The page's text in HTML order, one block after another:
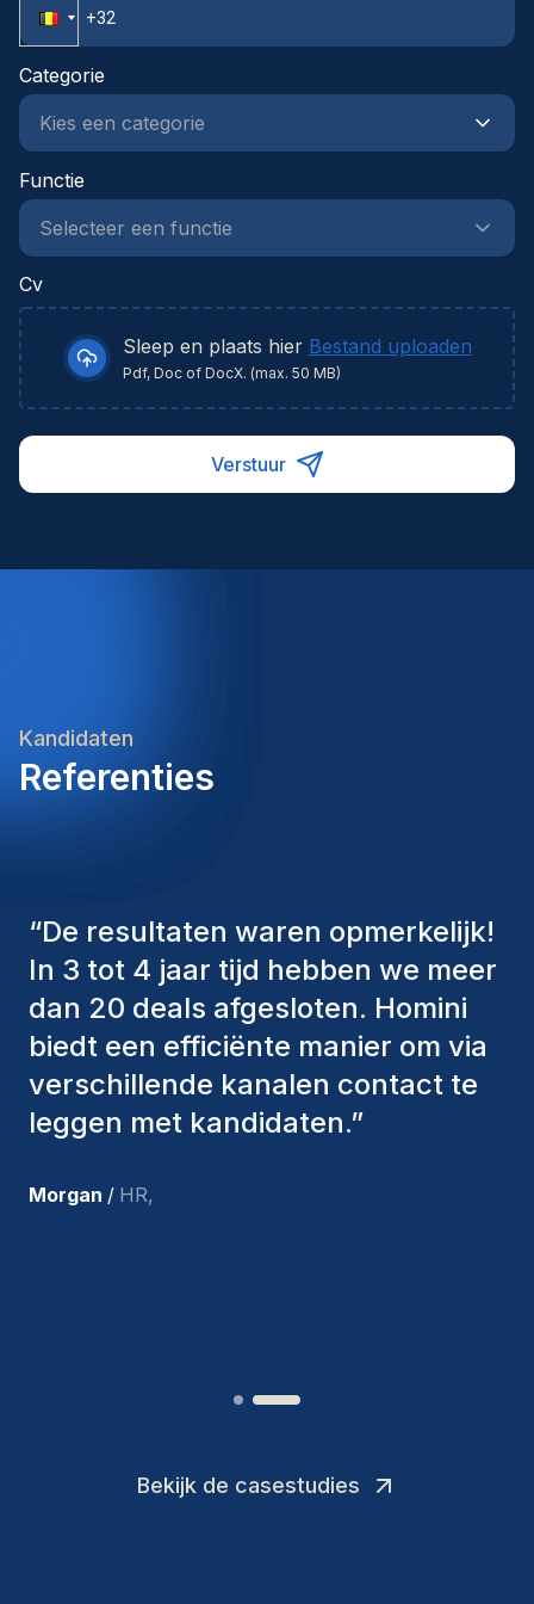
projetCompétences en coordination de chantier et
en supervision d'équipes techniquesCapacité à
réaliser des calculs thermiques, des bilans
d'analyse et capacité à résoudre des problèmes
Categorie
Functie
Cv
Sleep en plaats hier Bestand uploaden
Pdf, Doc of DocX. (max. 50 MB)
Verstuur
Kandidaten
Referenties
“De consultants van Homini
hebben altijd verschillende
factoren in overweging genomen
om ons de juiste kandidaten aan te
bieden. De mensen die we hebben
aangenomen, zijn nog steeds bij
tevreden met de recente
Bekijk de casestudies